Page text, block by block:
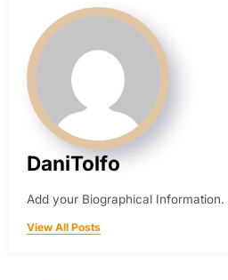
DaniTolfo
Add your Biographical Information.
View All Posts